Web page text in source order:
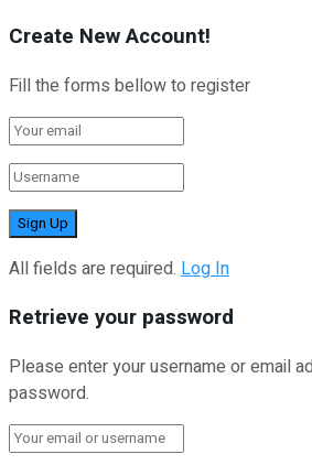
Create New Account!
Fill the forms bellow to register
All fields are required. Log In
Retrieve your password
Please enter your username or email
password.